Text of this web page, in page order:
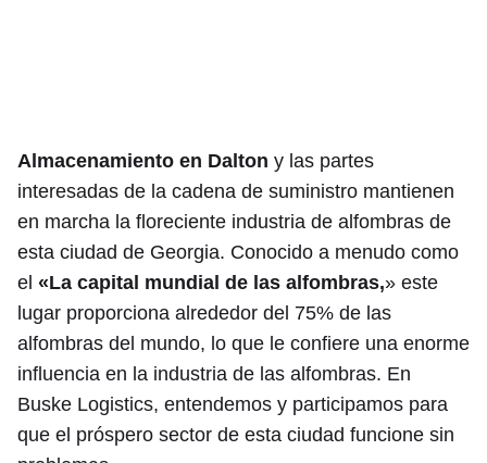
Almacenamiento en Dalton y las partes
interesadas de la cadena de suministro mantienen
en marcha la floreciente industria de alfombras de
esta ciudad de Georgia. Conocido a menudo como
el «La capital mundial de las alfombras,» este
lugar proporciona alrededor del 75% de las
alfombras del mundo, lo que le confiere una enorme
influencia en la industria de las alfombras. En
Buske Logistics, entendemos y participamos para
que el próspero sector de esta ciudad funcione sin